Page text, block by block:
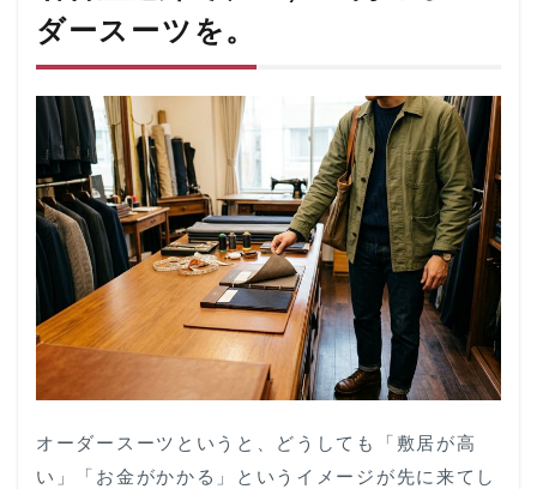
ダースーツを。
オーダースーツというと、どうしても「敷居が高
い」「お金がかかる」というイメージが先に来てし